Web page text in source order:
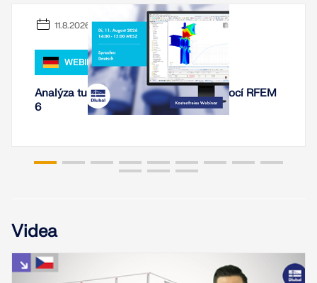
11.8.2026
WEBINÁŘ
Analýza tuhosti ocelových spojení pomocí RFEM
6
Videa